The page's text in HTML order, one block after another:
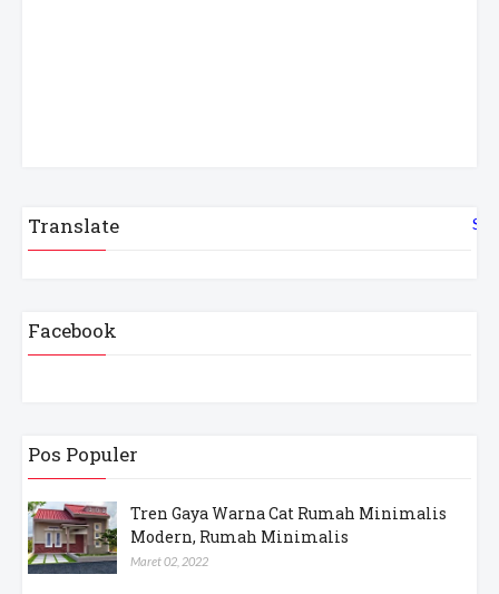
Translate
Facebook
Pos Populer
Tren Gaya Warna Cat Rumah Minimalis
Modern, Rumah Minimalis
Maret 02, 2022